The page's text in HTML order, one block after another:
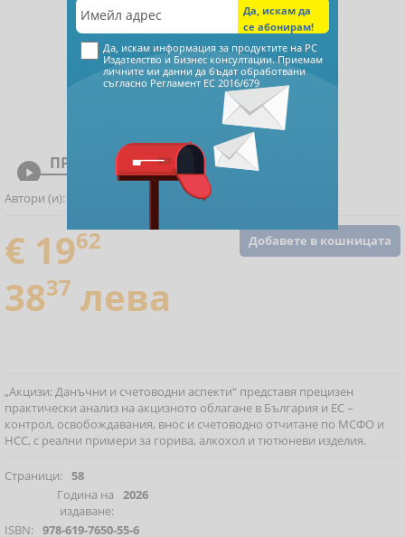
 ПРЕГЛЕД
Автори (и):
Добавете в кошницата
€ 1962
3837 лева
„Акцизи: Данъчни и счетоводни аспекти“ представя прецизен
практически анализ на акцизното облагане в България и ЕС –
контрол, освобождавания, внос и счетоводно отчитане по МСФО и
НСС, с реални примери за горива, алкохол и тютюневи изделия.
Страници: 58
Година на
издаване:
2026
ISBN: 978-619-7650-55-6
Да, искам информация за продуктите на РС
Издателство и Бизнес консултации. Приемам
личните ми данни да бъдат обработвани
съгласно Регламент ЕС 2016/679